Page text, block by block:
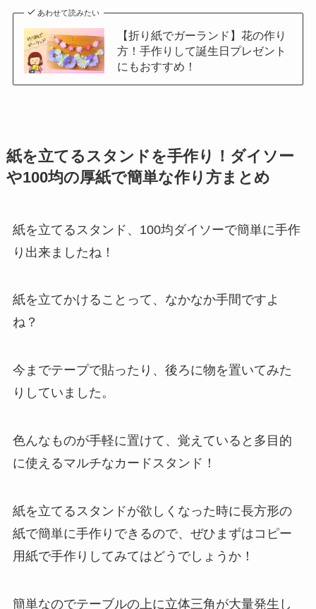
あわせて読みたい
【折り紙でガーランド】花の作り
方！手作りして誕生日プレゼント
にもおすすめ！
紙を立てるスタンドを手作り！ダイソー
や100均の厚紙で簡単な作り方まとめ
紙を立てるスタンド、100均ダイソーで簡単に手作
り出来ましたね！
紙を立てかけることって、なかなか手間ですよ
ね？
今までテープで貼ったり、後ろに物を置いてみた
りしていました。
色んなものが手軽に置けて、覚えていると多目的
に使えるマルチなカードスタンド！
紙を立てるスタンドが欲しくなった時に長方形の
紙で簡単に手作りできるので、ぜひまずはコピー
用紙で手作りしてみてはどうでしょうか！
簡単なのでテーブルの上に立体三角が大量発生し